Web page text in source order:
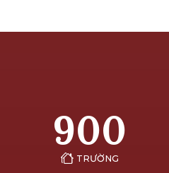
900
TRƯỜNG